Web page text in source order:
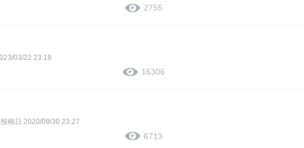
2755
03/22 23:18
16306
投稿日:2020/09/30 23:27
6713